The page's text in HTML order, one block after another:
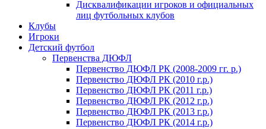
Дисквалификации игроков и официальных
лиц футбольных клубов
Клубы
Игроки
Детский футбол
Первенства ДЮФЛ
Первенство ДЮФЛ РК (2008-2009 гг. р.)
Первенство ДЮФЛ РК (2010 г.р.)
Первенство ДЮФЛ РК (2011 г.р.)
Первенство ДЮФЛ РК (2012 г.р.)
Первенство ДЮФЛ РК (2013 г.р.)
Первенство ДЮФЛ РК (2014 г.р.)